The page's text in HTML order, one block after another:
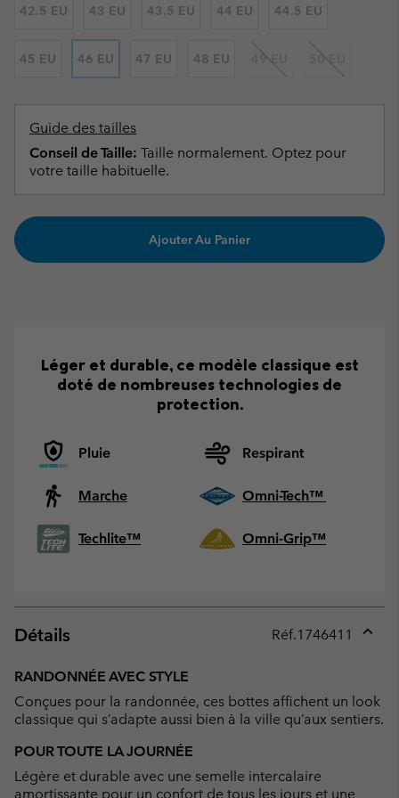
42.5 EU 43 EU 43.5 EU 44 EU 44.5 EU
45 EU 46 EU 47 EU 48 EU 49 EU 50 EU
Guide des tailles
Conseil de Taille: Taille normalement. Optez pour
votre taille habituelle.
Ajouter Au Panier
Léger et durable, ce modèle classique est
doté de nombreuses technologies de
protection.
Pluie Respirant
Marche Omni-Tech™
Techlite™ Omni-Grip™
Détails Réf.1746411
RANDONNÉE AVEC STYLE
Conçues pour la randonnée, ces bottes affichent un look
classique qui s’adapte aussi bien à la ville qu’aux sentiers.
POUR TOUTE LA JOURNÉE
Légère et durable avec une semelle intercalaire
amortissante pour un confort de tous les jours et une